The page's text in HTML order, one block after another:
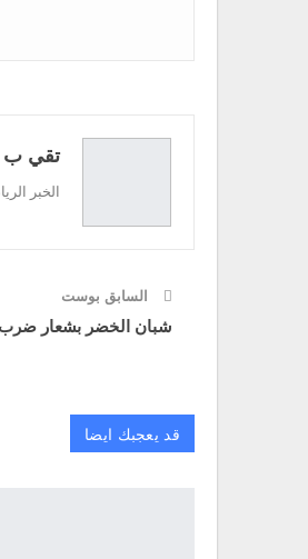
تقي ب
الخبر
السابق بوست
شبان الخضر بشعار
قد يعجبك ايضا